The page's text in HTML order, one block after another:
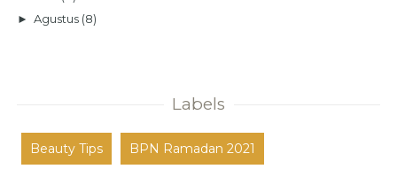
►Agustus (8)
Labels
Beauty Tips BPN Ramadan 2021